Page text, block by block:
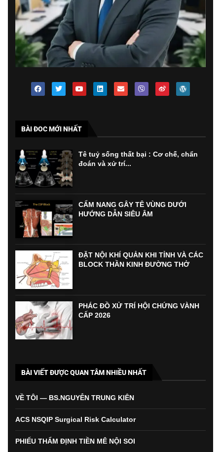
BÀI ĐOC MỚI NHẤT
Tê tuỷ sống thất bại : Cơ chế, chẩn
đoán và xử trí...
CẨM NANG GÂY TÊ VÙNG DƯỚI
HƯỚNG DẪN SIÊU ÂM
ĐẶT NỘI KHÍ QUẢN KHI TỈNH VÀ CÁC
BLOCK THẦN KINH ĐƯỜNG THỞ
PHÁC ĐỒ XỬ TRÍ HỘI CHỨNG VÀNH
CẤP 2026
BÀI VIẾT ĐƯỢC QUAN TÂM NHIỀU NHẤT
VỀ TÔI — BS.NGUYỄN TRUNG KIÊN
ACS NSQIP Surgical Risk Calculator
PHIẾU THẨM ĐỊNH TIỀN MÊ NỘI SOI